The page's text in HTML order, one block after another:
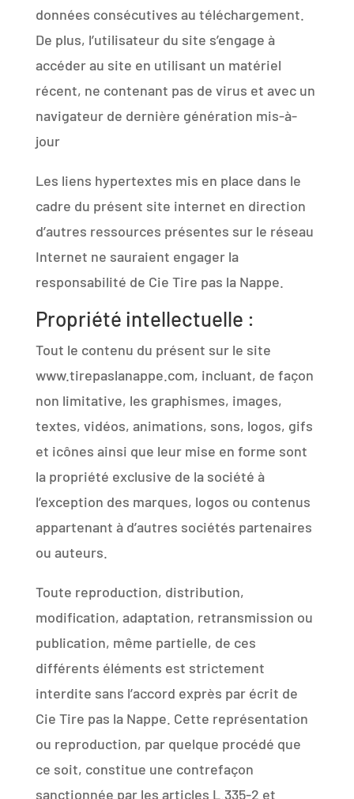
données consécutives au téléchargement.
De plus, l’utilisateur du site s’engage à
accéder au site en utilisant un matériel
récent, ne contenant pas de virus et avec un
navigateur de dernière génération mis-à-
jour
Les liens hypertextes mis en place dans le
cadre du présent site internet en direction
d’autres ressources présentes sur le réseau
Internet ne sauraient engager la
responsabilité de Cie Tire pas la Nappe.
Propriété intellectuelle :
Tout le contenu du présent sur le site
www.tirepaslanappe.com, incluant, de façon
non limitative, les graphismes, images,
textes, vidéos, animations, sons, logos, gifs
et icônes ainsi que leur mise en forme sont
la propriété exclusive de la société à
l’exception des marques, logos ou contenus
appartenant à d’autres sociétés partenaires
ou auteurs.
Toute reproduction, distribution,
modification, adaptation, retransmission ou
publication, même partielle, de ces
différents éléments est strictement
interdite sans l’accord exprès par écrit de
Cie Tire pas la Nappe. Cette représentation
ou reproduction, par quelque procédé que
ce soit, constitue une contrefaçon
sanctionnée par les articles L.335-2 et